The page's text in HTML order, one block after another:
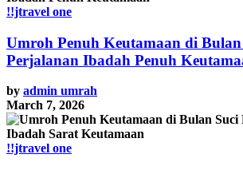
!!jtravel one
Umroh Penuh Keutamaan di
Perjalanan Ibadah Penuh
by admin umrah
March 7, 2026
!!jtravel one